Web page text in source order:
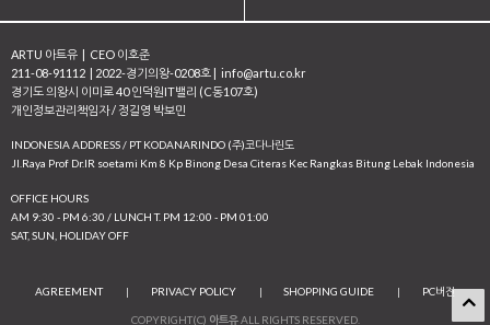
ARTU 아트유
CEO 이호준
211-08-91112
2022-경기의왕-0208호
info@artu.co.kr
경기도 의왕시 이미로 40 인덕원IT밸리 (C동107호)
개인정보관리책임자 / 정길영 박보민
INDONESIA ADDRESS / PT KODANARINDO (주)코다나린도
JI.Raya Prof Dr.IR soetami Km 8 Kp Binong Desa Citeras Kec Rangkas Bitung Lebak Indonesia
OFFICE HOURS
AM 9:30 - PM 6:30 / LUNCH T. PM 12:00 - PM 01:00
SAT, SUN, HOLIDAY OFF
AGREEMENT | PRIVACY POLICY | SHOPPING GUIDE | PC버전
COPYRIGHT(C) 아트유ALL RIGHTS RESERVED.